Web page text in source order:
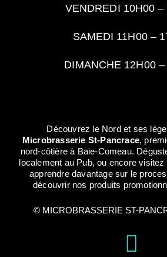
VENDREDI 10H00 –
SAMEDI 11H00 –
DIMANCHE 12H00
Découvrez le Nord et ses
Microbrasserie St-Pancrace,
nord-côtière à Baie-Comeau.
localement au Pub, ou encore
apprendre davantage sur le
découvrir nos produits
© MICROBRASSERIE ST-